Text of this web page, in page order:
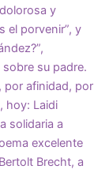
y
el porvenir”, y
su padre.
por afinidad, por
hoy: Laidi
solidaria a
excelente
Brecht, a